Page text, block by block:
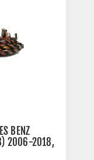
BENZ
2006-2018,